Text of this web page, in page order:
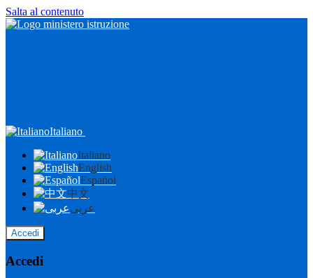
Salta al contenuto
Italiano
Italiano
English
Español
中文
عربى
Accedi
Accedi